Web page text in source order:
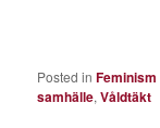
Posted in Feminism
samhälle,Våldtäkt